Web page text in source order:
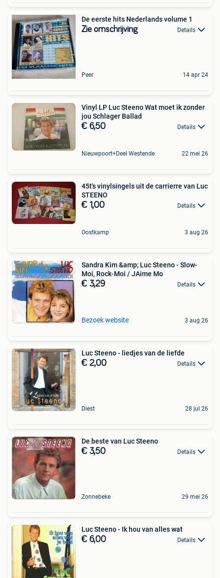
De eerste hits Nederlands volume 1
Zie omschrijving Details
Peer 14 apr 24
Vinyl LP Luc Steeno Wat moet ik zonder
jou Schlager Ballad
€ 6,50 Details
Nieuwpoort+Deel Westende 22 mei 26
45t's vinylsingels uit de carrierre van Luc
STEENO
€ 1,00 Details
Oostkamp 3 aug 26
Sandra Kim &amp; Luc Steeno - Slow-
Moi, Rock-Moi / JAime Mo
€ 3,29 Details
Bezoek website 3 aug 26
Luc Steeno - liedjes van de liefde
€ 2,00 Details
Diest 28 jul 26
De beste van Luc Steeno
€ 3,50 Details
Zonnebeke 29 mei 26
Luc Steeno - Ik hou van alles wat
€ 6,00 Details